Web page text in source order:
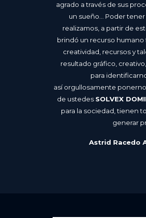
agrado a través de sus
un sueño... Poder
realizamos, a partir de
brindó un recurso
creatividad, recursos y
resultado gráfico,
para
así orgullosamente
de ustedes SOLVEX
para la sociedad, tienen
generar
Astrid Racedo